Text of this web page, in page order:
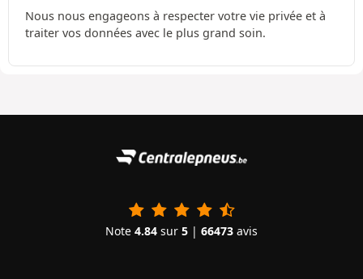
Nous nous engageons à respecter votre vie privée et à
traiter vos données avec le plus grand soin.
Note 4.84 sur 5 | 66473 avis